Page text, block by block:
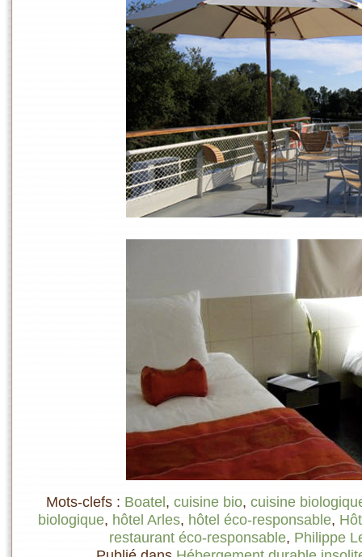
Mots-clefs : Boatel, cuisine bio, cuisine
biologique, hôtel Arles, hôtel éco-responsable,
restaurant éco-responsable, Philippe